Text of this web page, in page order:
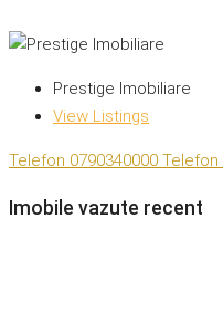
Prestige Imobiliare
View Listings
Telefon 0790340000 Telefon
Imobile vazute recent